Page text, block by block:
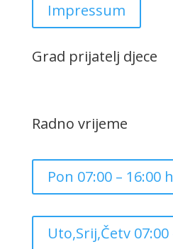
Impressum
Grad prijatelj djece
Radno vrijeme
Pon 07:00 – 16:00 h
Uto,Srij,Četv 07:00